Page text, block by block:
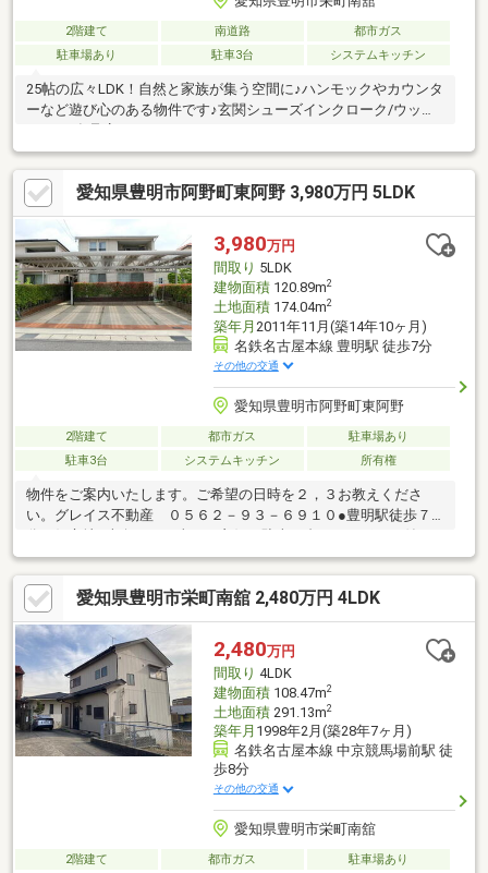
2階建て 南道路
都市ガス
駐車場あり
駐車3台 システムキッチン
25帖の広々LDK！自然と家族が集う空間に♪ハンモックやカウンタ
ーなど遊び心のある物件です♪玄関シューズインクローク/ウッド
愛知県豊明市阿野町東阿野 3,980万円 5LDK
3,980万円
間取り 5LDK
建物面積120.89m2
土地面積174.04m2
築年月 2011年11月(築14年10ヶ月)
名鉄名古屋本線 豊明駅 徒歩7分
その他の交通
愛知県豊明市阿野町東阿野
2階建て 都市ガス
駐車場あり
駐車3台
システムキッチン 所有権
物件をご案内いたします。ご希望の日時を２，３お教えくださ
い。グレイス不動産 ０５６２－９３－６９１０●豊明駅徒歩７
分の好立地●南向きで日当たり良好。駐車３台、カーポート付き
です。●LDK広々約２０帖！
愛知県豊明市栄町南舘 2,480万円 4LDK
2,480万円
間取り 4LDK
建物面積108.47m2
土地面積291.13m2
築年月 1998年2月(築28年7ヶ月)
名鉄名古屋本線 中京競馬場前駅 徒
歩8分
その他の交通
愛知県豊明市栄町南舘
2階建て 都市ガス 駐車場あり